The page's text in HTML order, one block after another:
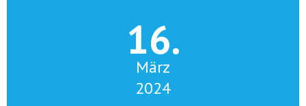
16.
März
2024